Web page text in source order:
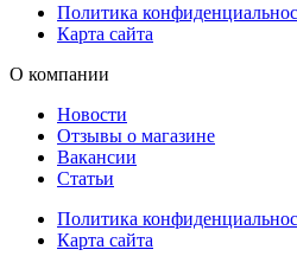
Политика
Карта сайта
О компании
Новости
Отзывы о магазине
Вакансии
Статьи
Политика
Карта сайта